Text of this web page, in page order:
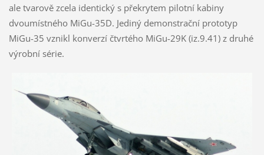
ale tvarově zcela identický s překrytem pilotní kabiny
dvoumístného MiGu-35D. Jediný demonstrační prototyp
MiGu-35 vznikl konverzí čtvrtého MiGu-29K (iz.9.41) z druhé
výrobní série.